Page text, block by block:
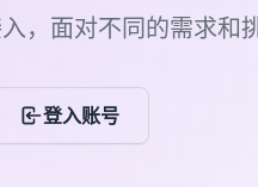
，面对不同的需求和
登入账号